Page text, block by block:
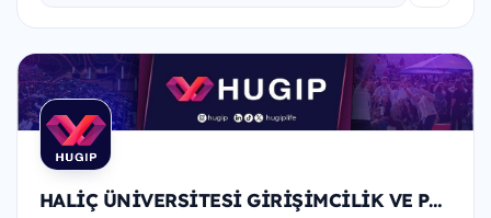
HALİÇ ÜNİVERSİTESİ GİRİŞİMCİLİK VE PAZARLAMA KULÜBÜ